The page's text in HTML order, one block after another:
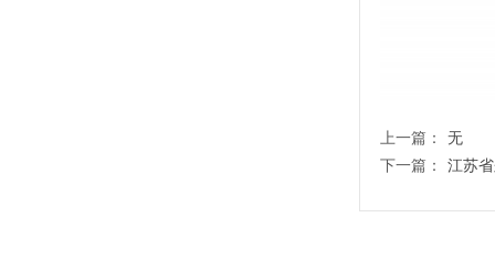
上一篇：
无
下一篇：
江苏